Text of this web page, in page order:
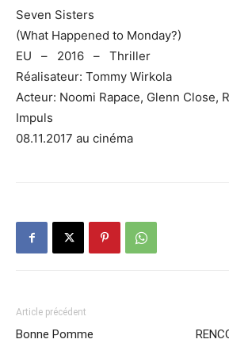
Seven Sisters
(What Happened to Monday?)
EU – 2016 – Thriller
Réalisateur: Tommy Wirkola
Acteur: Noomi Rapace, Glenn Close,
Impuls
08.11.2017 au cinéma
Article précédent
Bonne Pomme